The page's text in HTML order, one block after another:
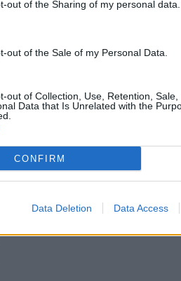
out of the Sharing of my personal data.
out of the Sale of my Personal Data.
out of Collection, Use, Retention,
Data that Is Unrelated with the
CONFIRM
Data Deletion Data Access
hermano